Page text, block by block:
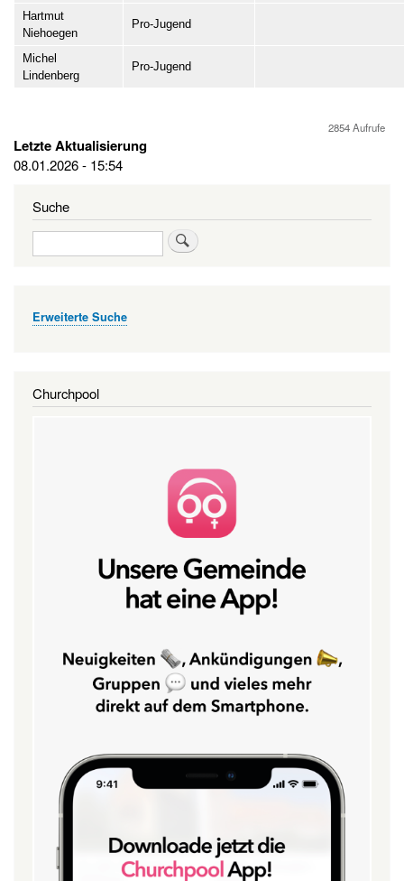
Hartmut
Niehoegen
Pro-Jugend
Michel
Lindenberg
Pro-Jugend
2854 Aufrufe
Letzte Aktualisierung
08.01.2026 - 15:54
Suche
Suche
Erweiterte Suche
Churchpool